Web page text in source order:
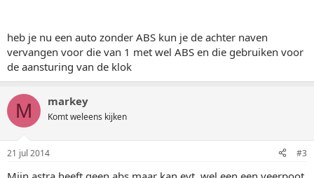
heb je nu een auto zonder ABS kun je de achter naven
vervangen voor die van 1 met wel ABS en die gebruiken voor
de aansturing van de klok
M markey
Komt weleens kijken
21 jul 2014 #3